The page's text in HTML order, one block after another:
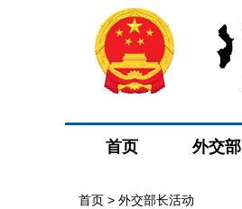
首页 外交部
首页 > 外交部长活动